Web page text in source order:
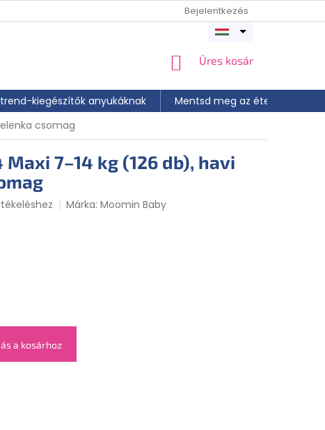
Bejelentkezés
KOSÁR
Üres kosár
kiegészítők anyukáknak Mentsd meg az ételt
Menü
csomag
7–14 kg (126 db), havi
5-ből 0,0 csillag.
Márka:Moomin Baby
a kosárhoz